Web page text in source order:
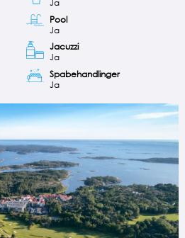
Ja
Pool
Ja
Jacuzzi
Ja
Spabehandlinger
Ja